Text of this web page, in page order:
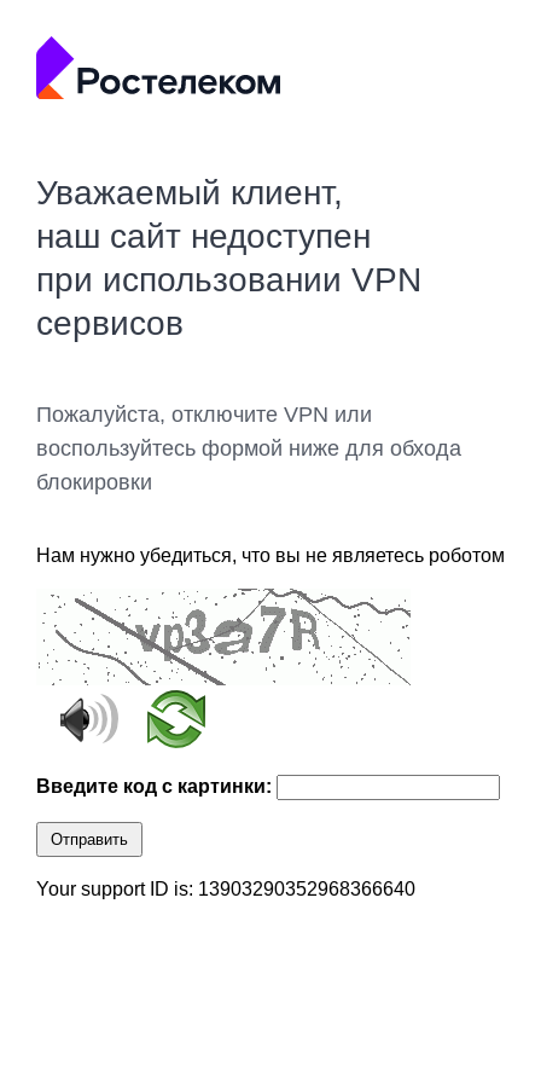
Уважаемый клиент,
наш сайт недоступен
при использовании VPN
сервисов
Пожалуйста, отключите VPN или
воспользуйтесь формой ниже для обхода
блокировки
Нам нужно убедиться, что вы не являетесь роботом
Введите код с картинки:
Отправить
Your support ID is: 13903290352968366640